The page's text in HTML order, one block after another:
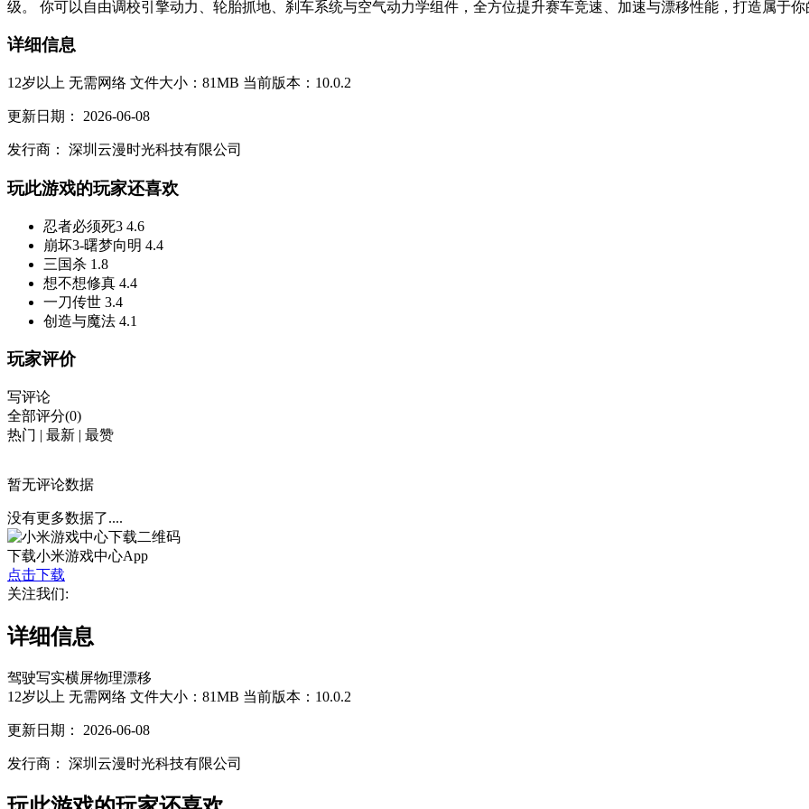
级。 你可以自由调校引擎动力、轮胎抓地、刹车系统与空气动力学组件，全方位提升赛车竞速、加速与漂移性能，打造属于你
详细信息
12岁以上 无需网络 文件大小：81MB 当前版本：10.0.2
更新日期： 2026-06-08
发行商： 深圳云漫时光科技有限公司
玩此游戏的玩家还喜欢
忍者必须死3 4.6
崩坏3-曙梦向明 4.4
三国杀 1.8
想不想修真 4.4
一刀传世 3.4
创造与魔法 4.1
玩家评价
写评论
全部评分(0)
热门 | 最新 | 最赞
暂无评论数据
没有更多数据了....
下载小米游戏中心App
点击下载
关注我们:
详细信息
驾驶写实横屏物理漂移
12岁以上 无需网络 文件大小：81MB 当前版本：10.0.2
更新日期： 2026-06-08
发行商： 深圳云漫时光科技有限公司